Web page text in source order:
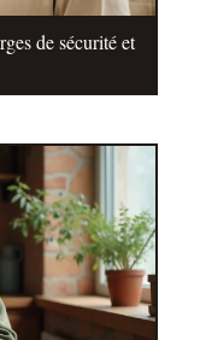
de sécurité et